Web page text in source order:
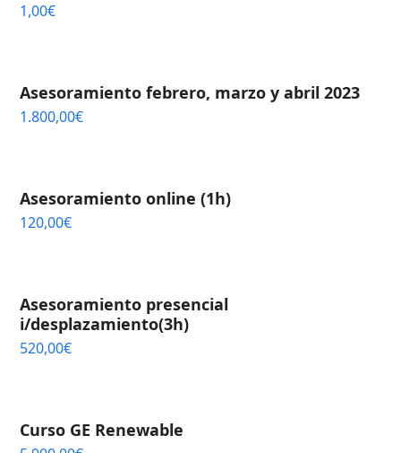
1,00€
Asesoramiento febrero, marzo y abril 2023
1.800,00€
Asesoramiento online (1h)
120,00€
Asesoramiento presencial
i/desplazamiento(3h)
520,00€
Curso GE Renewable